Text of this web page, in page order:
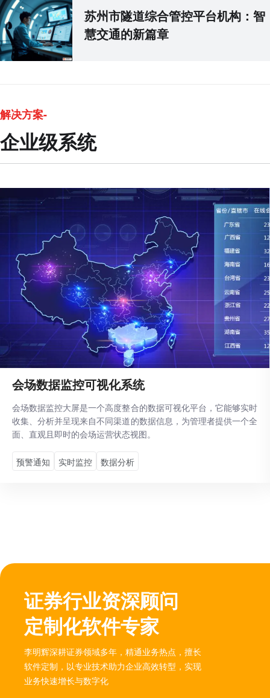
苏州市隧道综合管控平台机构：智
慧交通的新篇章
解决方案-
企业级系统
会场数据监控可视化系统
会场数据监控大屏是一个高度整合的数据可视化平台，它能够实时
收集、分析并呈现来自不同渠道的数据信息，为管理者提供一个全
面、直观且即时的会场运营状态视图。
‌预警通知 实时监控 数据分析
证券行业资深顾问
定制化软件专家
李明辉深耕证券领域多年，精通业务热点，擅长
软件定制，以专业技术助力企业高效转型，实现
业务快速增长与数字化